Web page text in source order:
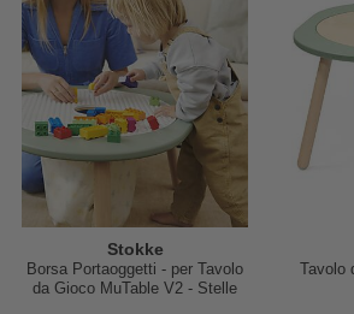
Stokke
Borsa Portaoggetti - per Tavolo
da Gioco MuTable V2 - Stelle